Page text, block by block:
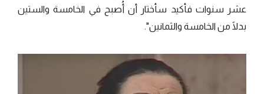
عشر سنوات فأكيد سأختار أن أُصبح في الخامسة والستين
بدلًا من الخامسة والثمانين".